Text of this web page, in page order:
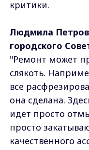
критики.
Людмила
городского
"Ремонт может
слякоть.
все
она сделана.
идет просто
просто
качественного